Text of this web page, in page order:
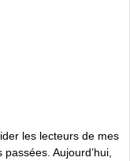
les lecteurs de mes
Aujourd’hui,